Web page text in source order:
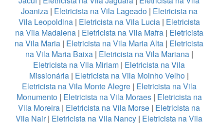
Joaniza| Eletricista na Vila Lageado| Eletricista na
Vila Leopoldina| Eletricista na Vila Lucia| Eletricista
na Vila Madalena| Eletricista na Vila Mafra | Eletricista
na Vila Maria | Eletricista na Vila Maria Alta | Eletricista
na Vila Maria Baixa| Eletricista na Vila Mariana|
Eletricista na Vila Miriam | Eletricista na Vila
Missionária | Eletricista na Vila Moinho Velho |
Eletricista na Vila Monte Alegre| Eletricista na Vila
Monumento| Eletricista na Vila Moraes| Eletricista na
Vila Moreira | Eletricista na Vila Morse | Eletricista na
Vila Nair| Eletricista na Vila Nancy | Eletricista na Vila